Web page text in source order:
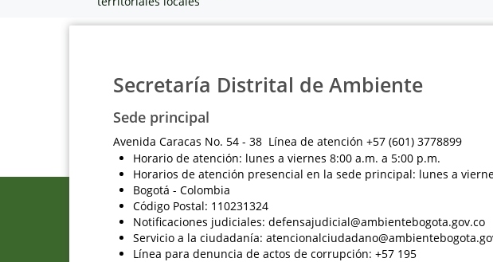
Secretaría Distrital de Ambiente
Sede principal
Avenida Caracas No. 54 - 38 Línea de atención +57 (601) 3778899
Horario de atención: lunes a viernes 8:00 a.m. a 5:00 p.m.
Horarios de atención presencial en la sede principal: lunes a
Bogotá - Colombia
Código Postal: 110231324
Notificaciones judiciales: defensajudicial@ambientebogota.gov.co
Servicio a la ciudadanía:
Línea para denuncia de actos de corrupción: +57 195